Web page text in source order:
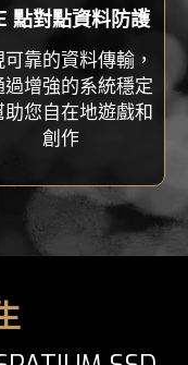
點對點資料防護
靠的資料傳輸，
過增強的系統穩定
助您自在地遊戲和
創作